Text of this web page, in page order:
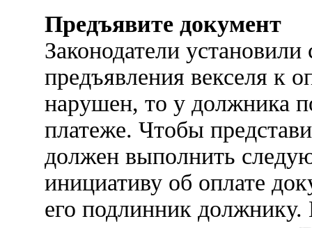
Предъявите документ
Законодатели
предъявления векселя к
нарушен, то у должника
платеже. Чтобы
должен выполнить
инициативу об оплате
его подлинник должнику.